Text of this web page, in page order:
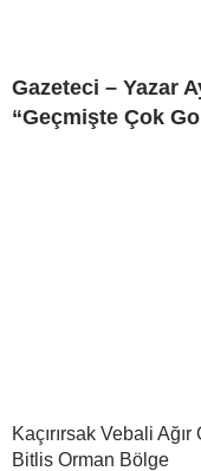
Gazeteci – Yazar
“Geçmişte Çok
Kaçırırsak Vebali Ağır
Bitlis Orman Bölge